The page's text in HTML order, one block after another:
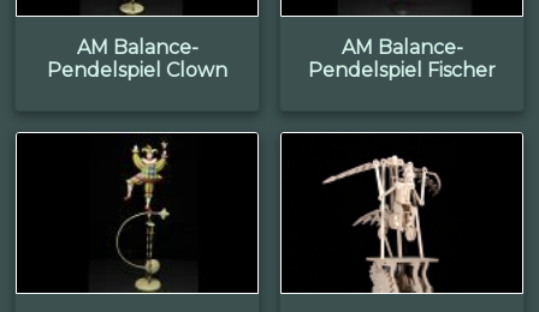
AM Balance-
Pendelspiel Clown
AM Balance-
Pendelspiel Fischer